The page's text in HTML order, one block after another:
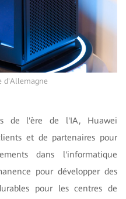
d'Allemagne
de l'ère de l'IA, Huawei
et de partenaires pour
dans l'informatique
pour développer des
pour les centres de